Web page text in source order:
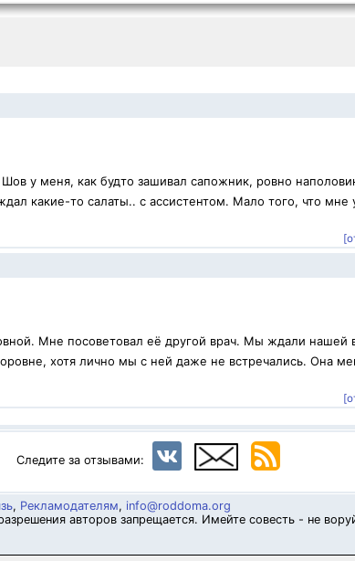
у меня, как будто зашивал сапожник, ровно
какие-то салаты.. с ассистентом. Мало того, что мне
Мне посоветовал её другой врач. Мы ждали нашей
хотя лично мы с ней даже не встречались. Она
Следите за отзывами:
, Рекламодателям, info@roddoma.org
авторов запрещается. Имейте совесть - не